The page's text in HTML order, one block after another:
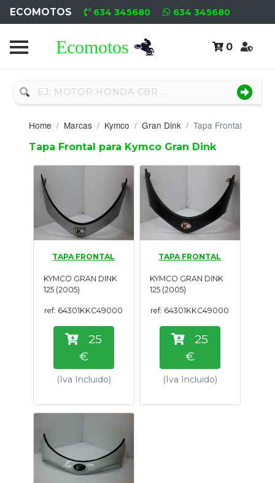
ECOMOTOS 634 345680 634 345680
0
Home
Nuevo
Neumáticos
Campa
Motores
Nuevos
Motores
Usados
Tasaciones
Formulario
Empresa
Contacto
Home Marcas Kymco Gran Dink Tapa Frontal
Tapa Frontal para Kymco Gran Dink
TAPA FRONTAL
KYMCO GRAN DINK
125 (2005)
ref: 64301KKC49000
25
€
(Iva Incluido)
TAPA FRONTAL
KYMCO GRAN DINK
125 (2005)
ref: 64301KKC49000
25
€
(Iva Incluido)